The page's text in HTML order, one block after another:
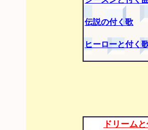
伝説の付く歌
ヒーローと付く
ドリーム